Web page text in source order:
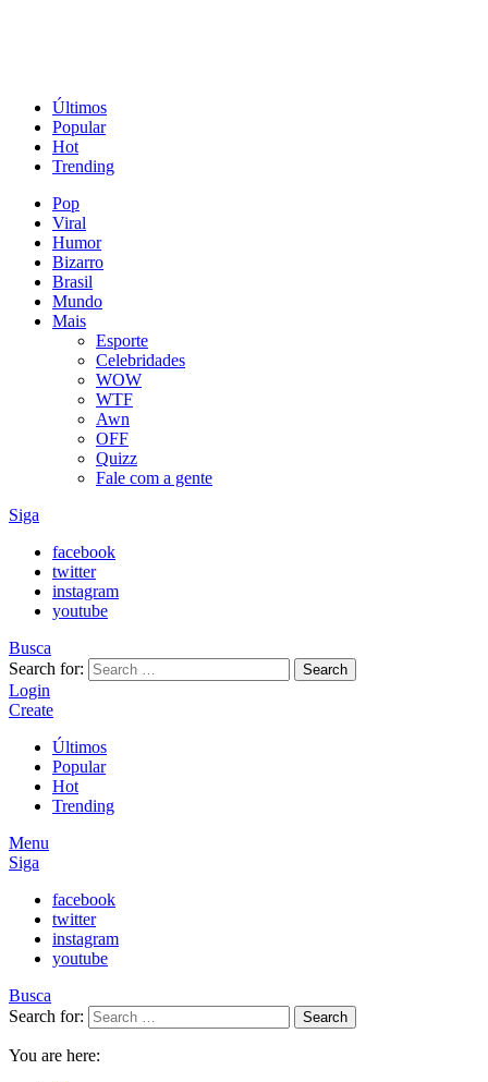
Últimos
Popular
Hot
Trending
Pop
Viral
Humor
Bizarro
Brasil
Mundo
Mais
Esporte
Celebridades
WOW
WTF
Awn
OFF
Quizz
Fale com a gente
Siga
facebook
twitter
instagram
youtube
Busca
Search for:
Search
Login
Create
Últimos
Popular
Hot
Trending
Menu
Siga
facebook
twitter
instagram
youtube
Busca
Search for:
Search
You are here: